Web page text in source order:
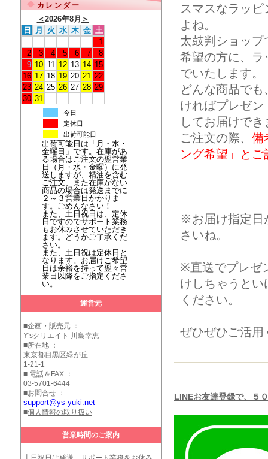
カレンダー
＜2026年8月 ＞
日
月 火 水 木 金 土
1
2
3 4 5 6 7
8
9 10 11 12 13 14 15
16 17 18 19 20 21 22
23 24 25 26 27 28 29
30 31
今日
定休日
出荷可能日
出荷可能日は「月・水・
金曜日」です。在庫があ
る場合はご注文の翌営業
日（月・水・金曜）に発
送しますが、精油を含む
ご注文、また在庫がない
商品の場合は発送までに
２～３営業日かかりま
す。ごめんなさい！
また、土日祝日は、定休
日ですのでサポート業務
もお休みさせていただき
ます。どうかご了承くだ
さい。
また、土日祝は定休日と
なります。お届けご希望
日は余裕を持って翌々営
業日以降をご指定くださ
い。
運営元
■企画・販売元 ：
Y'sクリエイト 川島幸恵
■所在地 ：
東京都目黒区緑が丘
1-21-1
■ 電話＆FAX ：
03-5701-6444
■お問合せ ：
support@ys-yuki.net
■個人情報の取り扱い
営業時間のご案内
スマスなラッ
よね。
太鼓判ショッ
希望の方に、ラ
でいたします。
どんな商品で
ければプレゼ
してお届けでき
ご注文の際、 備
ング希望」と
※お届け指定日
さいね。
※直送でプレゼ
けしちゃうと
ください。
ぜひぜひご活用
LINEお友達登録で、５